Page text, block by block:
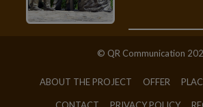
© QR Communication
ABOUT THE PROJECT OFFER